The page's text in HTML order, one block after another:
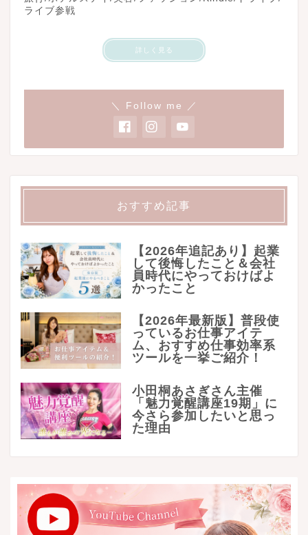
ライブ参戦
詳しく見る
＼ Follow me ／
おすすめ記事
【2026年追記あり】起業
して後悔したこと＆会社
員時代にやっておけばよ
かったこと
【2026年最新版】普段使
っているお仕事アイテ
ム、おすすめ仕事効率系
ツールを一挙ご紹介！
小田桐あさぎさん主催
「魅力覚醒講座19期」に
今さら参加したいと思っ
た理由